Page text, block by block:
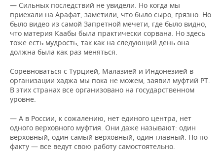
— Сильных последствий не увидели. Но когда мы
приехали на Арафат, заметили, что было сыро, грязно. Но
было видео из самой Запретной мечети, где было видно,
что материя Каабы была практически сорвана. Но здесь
тоже есть мудрость, так как на следующий день она
должна была как раз меняться.
Соревноваться с Турцией, Малазией и Индонезией в
организации хаджа мы пока не можем, заявил муфтий РТ.
В этих странах все организовано на государственном
уровне.
— А в России, к сожалению, нет единого центра, нет
одного верховного муфтия. Они даже называют: один
верховный, один самый верховный, один главный. Но по
факту — все ведут свою работу самостоятельно.